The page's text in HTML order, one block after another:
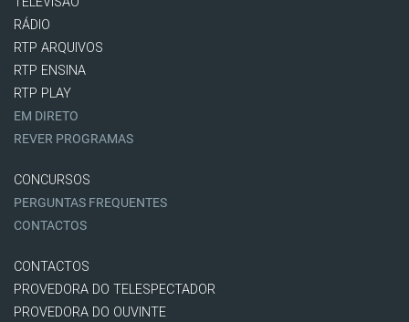
RÁDIO
RTP ARQUIVOS
RTP ENSINA
RTP PLAY
EM DIRETO
REVER PROGRAMAS
CONCURSOS
PERGUNTAS FREQUENTES
CONTACTOS
CONTACTOS
PROVEDORA DO TELESPECTADOR
PROVEDORA DO OUVINTE